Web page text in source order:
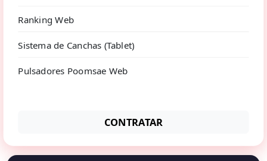
Ranking Web
Sistema de Canchas (Tablet)
Pulsadores Poomsae Web
CONTRATAR